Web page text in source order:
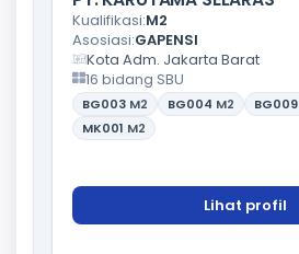
Kualifikasi:M2
Asosiasi:GAPENSI
Kota Adm. Jakarta Barat
16 bidang SBU
BG003 M2 BG004 M2 BG009
MK001 M2
Lihat profil